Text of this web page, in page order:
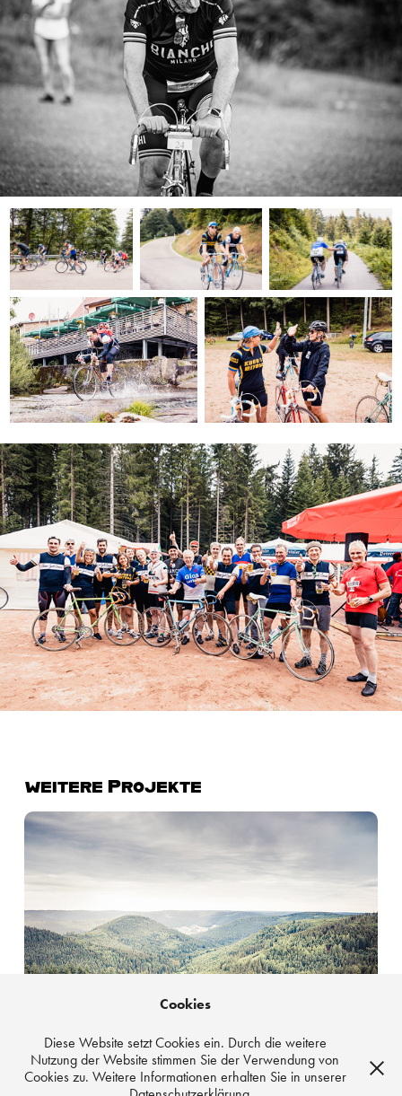
weitere Projekte
Baiersbronn Augenblicke
Cookies
Diese Website setzt Cookies ein. Durch die weitere
Nutzung der Website stimmen Sie der Verwendung von
Cookies zu. Weitere Informationen erhalten Sie in unserer